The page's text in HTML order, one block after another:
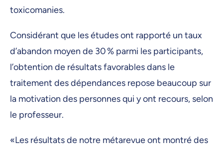
toxicomanies.
Considérant que les études ont rapporté un taux
d’abandon moyen de 30 % parmi les participants,
l’obtention de résultats favorables dans le
traitement des dépendances repose beaucoup sur
la motivation des personnes qui y ont recours, selon
le professeur.
«Les résultats de notre métarevue ont montré des